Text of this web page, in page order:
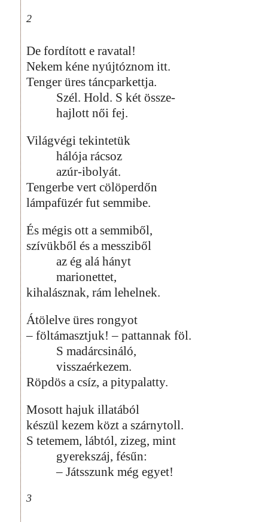
2
De fordított e ravatal!
Nekem kéne nyújtóznom itt.
Tenger üres táncparkettja.
Szél. Hold. S két össze-
hajlott női fej.
Világvégi tekintetük
hálója rácsoz
azúr-ibolyát.
Tengerbe vert cölöperdőn
lámpafüzér fut semmibe.
És mégis ott a semmiből,
szívükből és a messziből
az ég alá hányt
marionettet,
kihalásznak, rám lehelnek.
Átölelve üres rongyot
– föltámasztjuk! – pattannak föl.
S madárcsináló,
visszaérkezem.
Röpdös a csíz, a pitypalatty.
Mosott hajuk illatából
készül kezem közt a szárnytoll.
S tetemem, lábtól, zizeg, mint
gyerekszáj, fésűn:
– Játsszunk még egyet!
3